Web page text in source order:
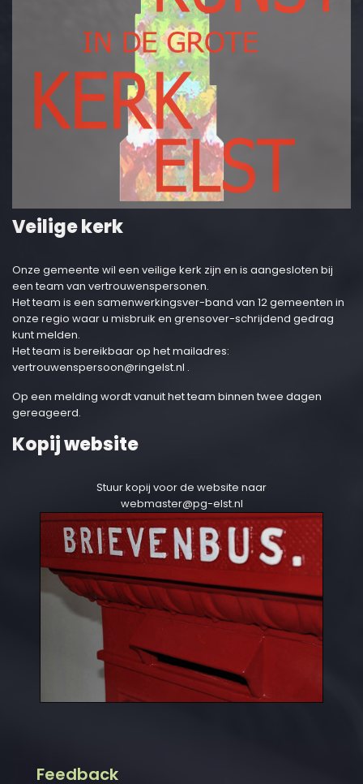
Veilige kerk
Onze gemeente wil een veilige kerk zijn en is aangesloten bij
een team van vertrouwenspersonen.
Het team is een samenwerkingsver-band van 12 gemeenten in
onze regio waar u misbruik en grensover-schrijdend gedrag
kunt melden.
Het team is bereikbaar op het mailadres:
vertrouwenspersoon@ringelst.nl .
Op een melding wordt vanuit het team binnen twee dagen
gereageerd.
Kopij website
Stuur kopij voor de website naar
webmaster@pg-elst.nl
Feedback